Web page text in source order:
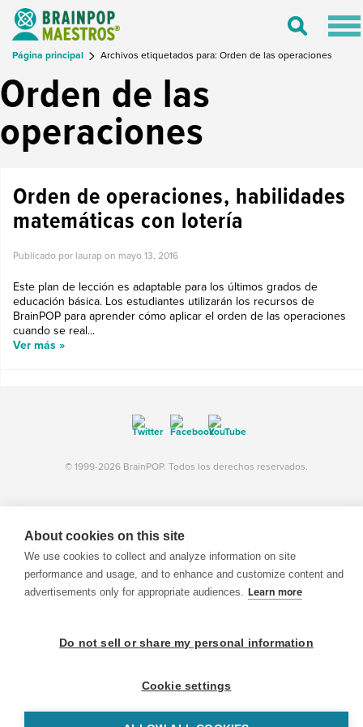
Toggle
Página principal Archivos etiquetados para: Orden de las operaciones
Orden de las
operaciones
Orden de operaciones, habilidades
matemáticas con lotería
Publicado por laurap on mayo 13, 2016
Este plan de lección es adaptable para los últimos grados de
educación básica. Los estudiantes utilizarán los recursos de
BrainPOP para aprender cómo aplicar el orden de las operaciones
cuando se real...
Ver más »
© 1999-2026 BrainPOP. Todos los derechos reservados.
BrainPOP Maestros is proudly powered byWordPress
About cookies on this site
We use cookies to collect and analyze information on site
performance and usage, and to enhance and customize content and
advertisements only for appropriate audiences. Learn more
Do not sell or share my personal information
Cookie settings